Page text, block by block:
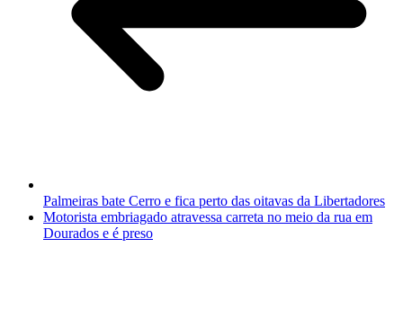
Palmeiras bate Cerro e fica perto das oitavas da Libertadores
Motorista embriagado atravessa carreta no meio da rua em
Dourados e é preso